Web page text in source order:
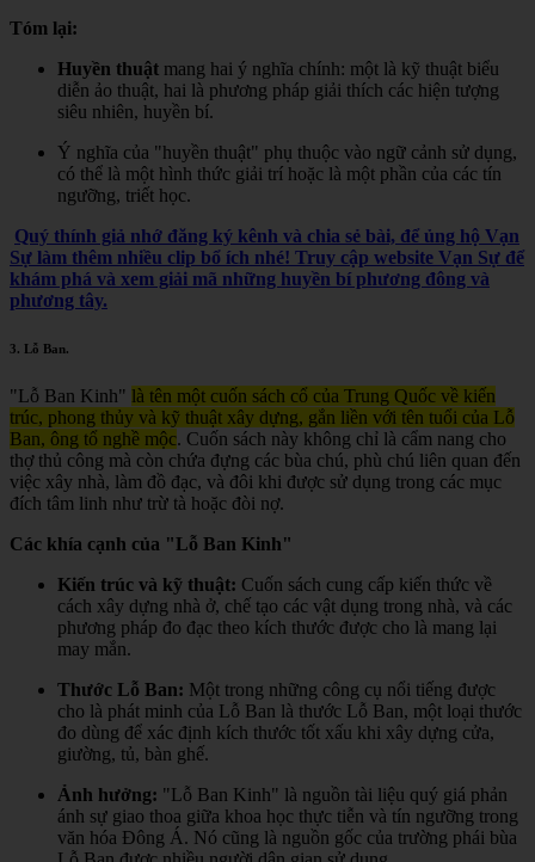
Tóm lại:
Huyền thuật mang hai ý nghĩa chính: một là kỹ thuật biểu
diễn ảo thuật, hai là phương pháp giải thích các hiện tượng
siêu nhiên, huyền bí.
Ý nghĩa của "huyền thuật" phụ thuộc vào ngữ cảnh sử dụng,
có thể là một hình thức giải trí hoặc là một phần của các tín
ngưỡng, triết học.
Quý thính giả nhớ đăng ký kênh và chia sẻ bài, để ủng hộ Vạn
Sự làm thêm nhiều clip bổ ích nhé! Truy cập website Vạn Sự để
khám phá và xem giải mã những huyền bí phương đông và
phương tây.
3. Lỗ Ban.
"Lỗ Ban Kinh" là tên một cuốn sách cổ của Trung Quốc về kiến
trúc, phong thủy và kỹ thuật xây dựng, gắn liền với tên tuổi của Lỗ
Ban, ông tổ nghề mộc. Cuốn sách này không chỉ là cẩm nang cho
thợ thủ công mà còn chứa đựng các bùa chú, phù chú liên quan đến
việc xây nhà, làm đồ đạc, và đôi khi được sử dụng trong các mục
đích tâm linh như trừ tà hoặc đòi nợ.
Các khía cạnh của "Lỗ Ban Kinh"
Kiến trúc và kỹ thuật: Cuốn sách cung cấp kiến thức về
cách xây dựng nhà ở, chế tạo các vật dụng trong nhà, và các
phương pháp đo đạc theo kích thước được cho là mang lại
may mắn.
Thước Lỗ Ban: Một trong những công cụ nổi tiếng được
cho là phát minh của Lỗ Ban là thước Lỗ Ban, một loại thước
đo dùng để xác định kích thước tốt xấu khi xây dựng cửa,
giường, tủ, bàn ghế.
Ảnh hưởng: "Lỗ Ban Kinh" là nguồn tài liệu quý giá phản
ánh sự giao thoa giữa khoa học thực tiễn và tín ngưỡng trong
văn hóa Đông Á. Nó cũng là nguồn gốc của trường phái bùa